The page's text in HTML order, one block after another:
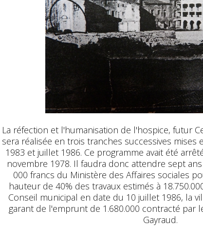
La réfection et l'humanisation de l'hospice, futur
sera réalisée en trois tranches successives mises
1983 et juillet 1986. Ce programme avait été
novembre 1978. Il faudra donc attendre sept
000 francs du Ministère des Affaires sociales
hauteur de 40% des travaux estimés à
Conseil municipal en date du 10 juillet 1986, la
garant de l'emprunt de 1.680.000 contracté par
Gayraud.